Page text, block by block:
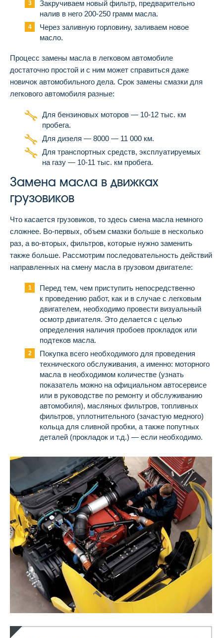
Закручиваем новый фильтр, предварительно
налив в него 200-250 грамм масла.
Через заливную горловину, заливаем новое
масло.
Процесс замены масла в легковом автомобиле
достаточно простой и с ним может справиться даже
новичок автомобильного дела. Срок замены смазки для
легкового автомобиля разные:
Для бензиновых моторов — 10-12 тыс. км
пробега.
Для дизеля — 8000 — 11 000 км.
Для транспортных средств, эксплуатируемых
на газу — 10-11 тыс. км пробега.
Замена масла в движках
грузовиков
Что касается грузовиков, то здесь смена масла немного
сложнее. Во-первых, объем смазки больше в несколько
раз, а во-вторых, фильтров, которые нужно заменить
также больше. Рассмотрим последовательность действий
направленных на смену масла в грузовом двигателе:
Перед тем, чем приступить непосредственно
к проведению работ, как и в случае с легковым
двигателем, необходимо провести визуальный
осмотр двигателя. Это делается с целью
определения наличия пробоев прокладок или
подтеков масла.
Покупка всего необходимого для проведения
технического обслуживания, а именно: моторного
масла в необходимом количестве (узнать
показатель можно на официальном автосервисе
или в руководстве по ремонту и обслуживанию
автомобиля), масляных фильтров, топливных
фильтров, уплотнительного (зачастую медного)
кольца для сливной пробки, а также попутных
деталей (прокладок и т.д.) — если необходимо.